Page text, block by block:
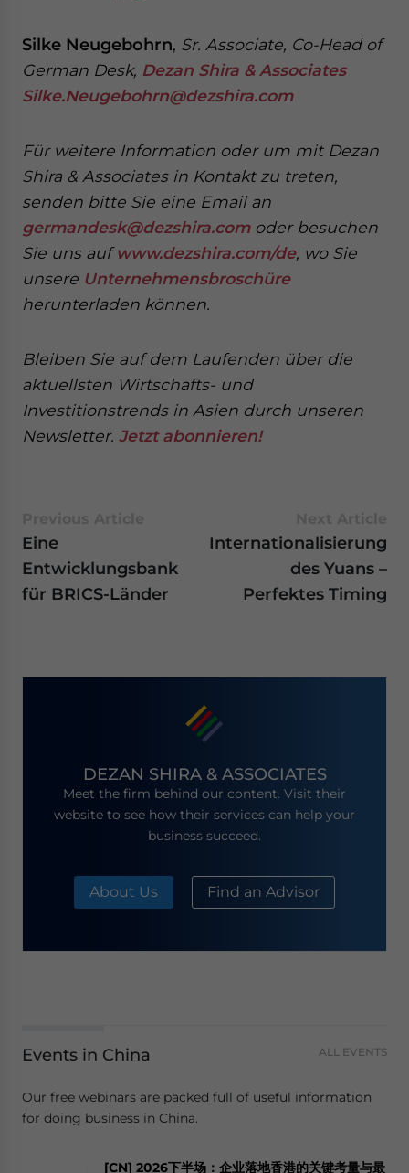
Silke Neugebohrn, Sr. Associate, Co-Head of
German Desk, Dezan Shira & Associates
Silke.Neugebohrn@dezshira.com
Für weitere Information oder um mit Dezan
Shira & Associates in Kontakt zu treten,
senden bitte Sie eine Email an
germandesk@dezshira.comoder besuchen
Sie uns aufwww.dezshira.com/de, wo Sie
unsere Unternehmensbroschüre
herunterladen können.
Bleiben Sie auf dem Laufenden über die
aktuellsten Wirtschafts- und
Investitionstrends in Asien durch unseren
Newsletter. Jetzt abonnieren!
Eine
Entwicklungsbank
für BRICS-Länder
Internationalisierung
des Yuans –
Perfektes Timing
DEZAN SHIRA & ASSOCIATES
Meet the firm behind our content. Visit their
website to see how their services can help your
business succeed.
About Us Find an Advisor
Events in China ALL EVENTS
Our free webinars are packed full of useful information
for doing business in China.
[CN] 2026下半场：企业落地香港的关键考量与最